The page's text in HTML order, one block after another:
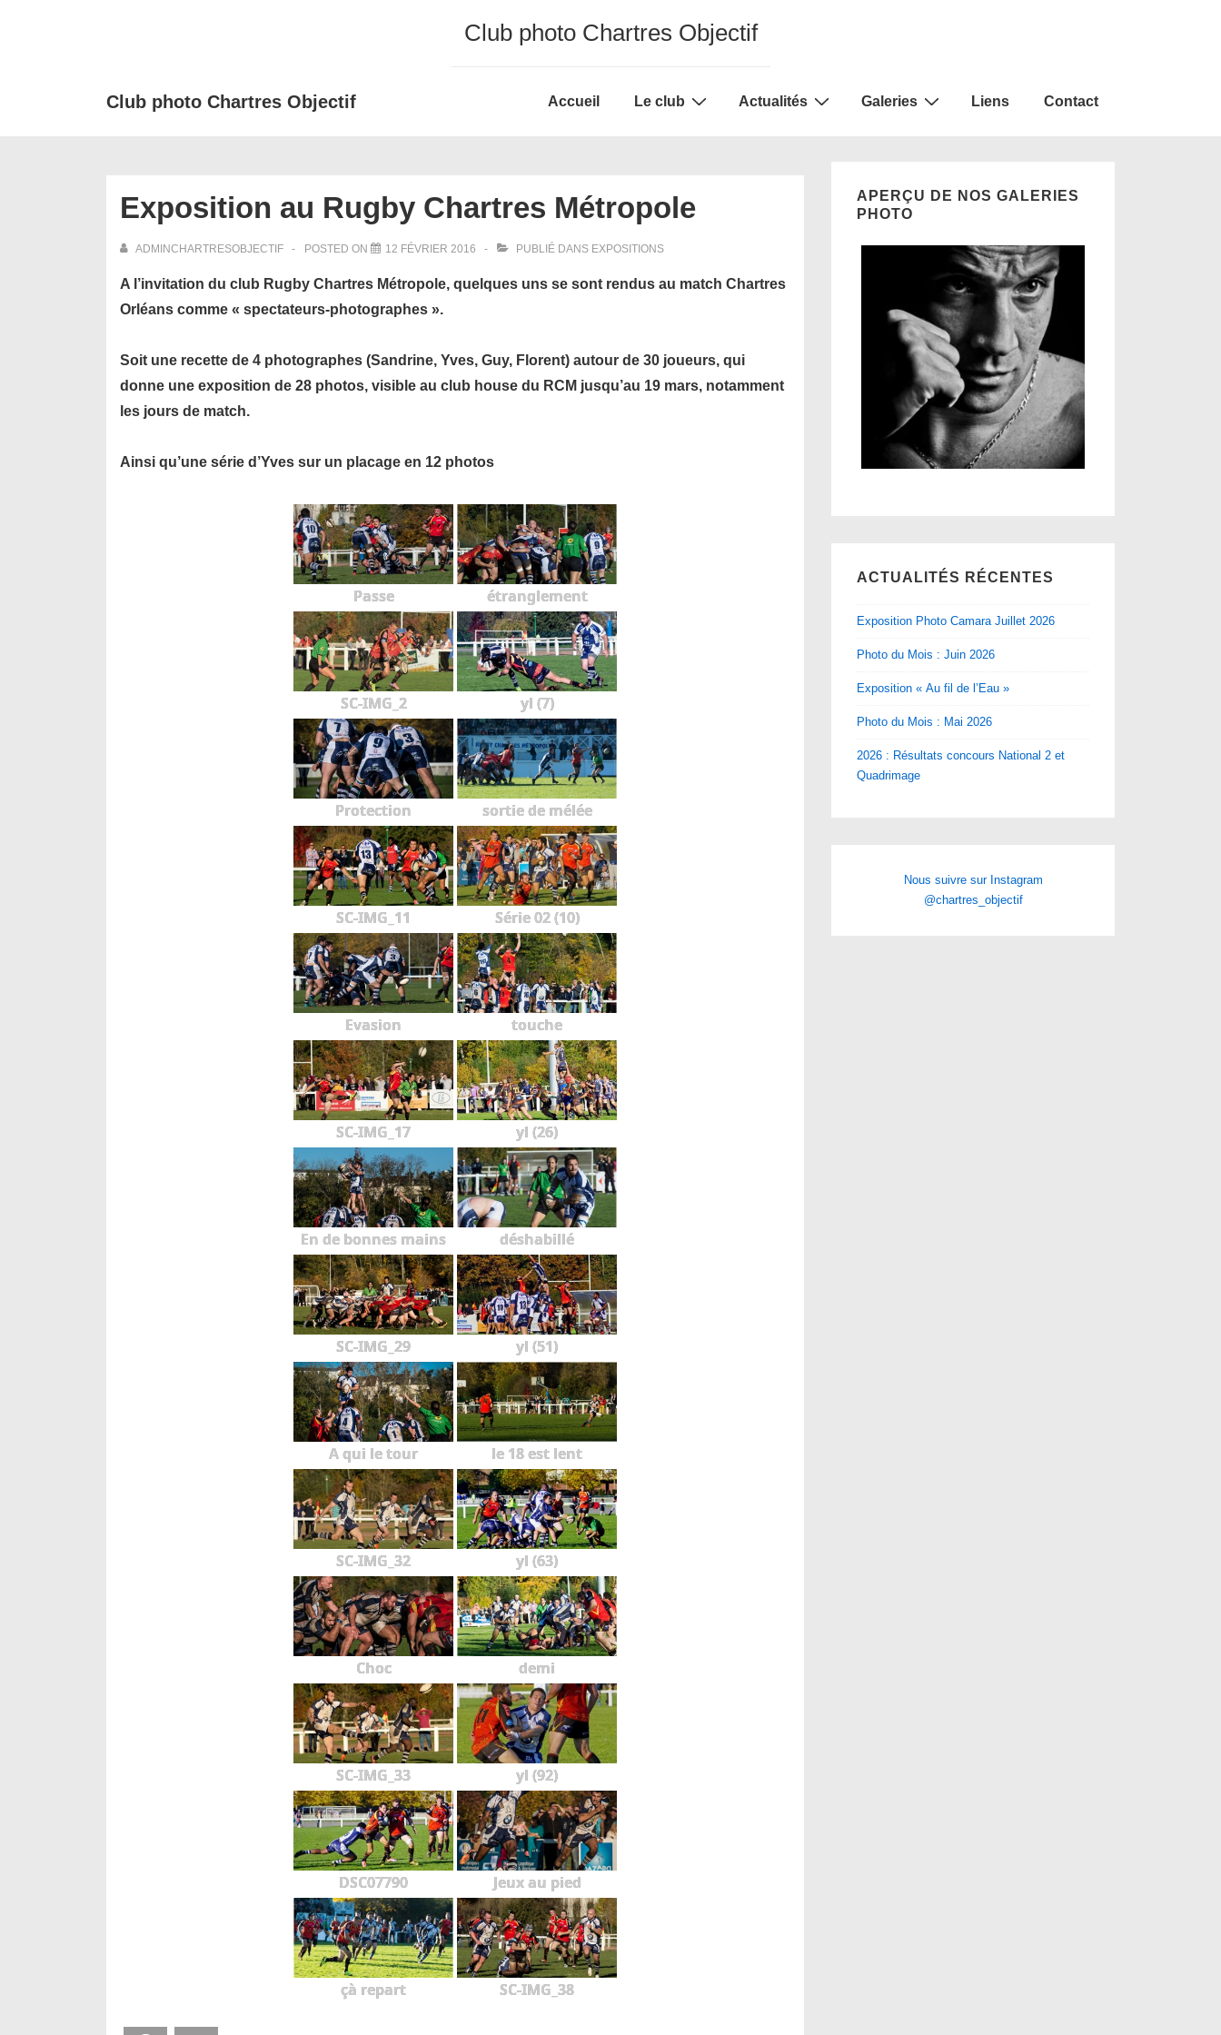
Club photo Chartres Objectif
Club photo Chartres Objectif
Main
Accueil Le club Actualités Galeries Liens Contact
Exposition au Rugby Chartres Métropole
ADMINCHARTRESOBJECTIF POSTED ON 12 FÉVRIER 2016 PUBLIÉ DANS EXPOSITIONS
A l’invitation du club Rugby Chartres Métropole, quelques uns se sont rendus au match Chartres
Orléans comme « spectateurs-photographes ».
Soit une recette de 4 photographes (Sandrine, Yves, Guy, Florent) autour de 30 joueurs, qui
donne une exposition de 28 photos, visible au club house du RCM jusqu’au 19 mars, notamment
les jours de match.
Ainsi qu’une série d’Yves sur un placage en 12 photos
Passe étranglement
SC-IMG_2 yl (7)
Protection sortie de mélée
SC-IMG_11 Série 02 (10)
Evasion touche
SC-IMG_17 yl (26)
En de bonnes mains déshabillé
SC-IMG_29 yl (51)
A qui le tour le 18 est lent
SC-IMG_32 yl (63)
Choc demi
SC-IMG_33 yl (92)
DSC07790 Jeux au pied
çà repart SC-IMG_38
APERÇU DE NOS GALERIES
PHOTO
ACTUALITÉS RÉCENTES
Exposition Photo Camara Juillet 2026
Photo du Mois : Juin 2026
Exposition « Au fil de l’Eau »
Photo du Mois : Mai 2026
2026 : Résultats concours National 2 et
Quadrimage
Nous suivre sur Instagram
@chartres_objectif